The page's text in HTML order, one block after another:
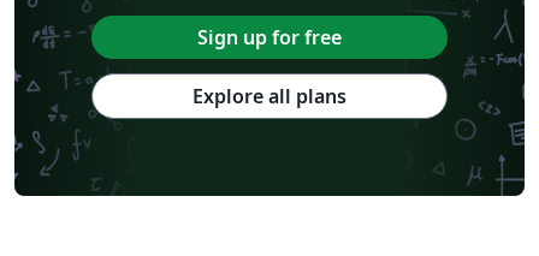
Sign up for free
Explore all plans